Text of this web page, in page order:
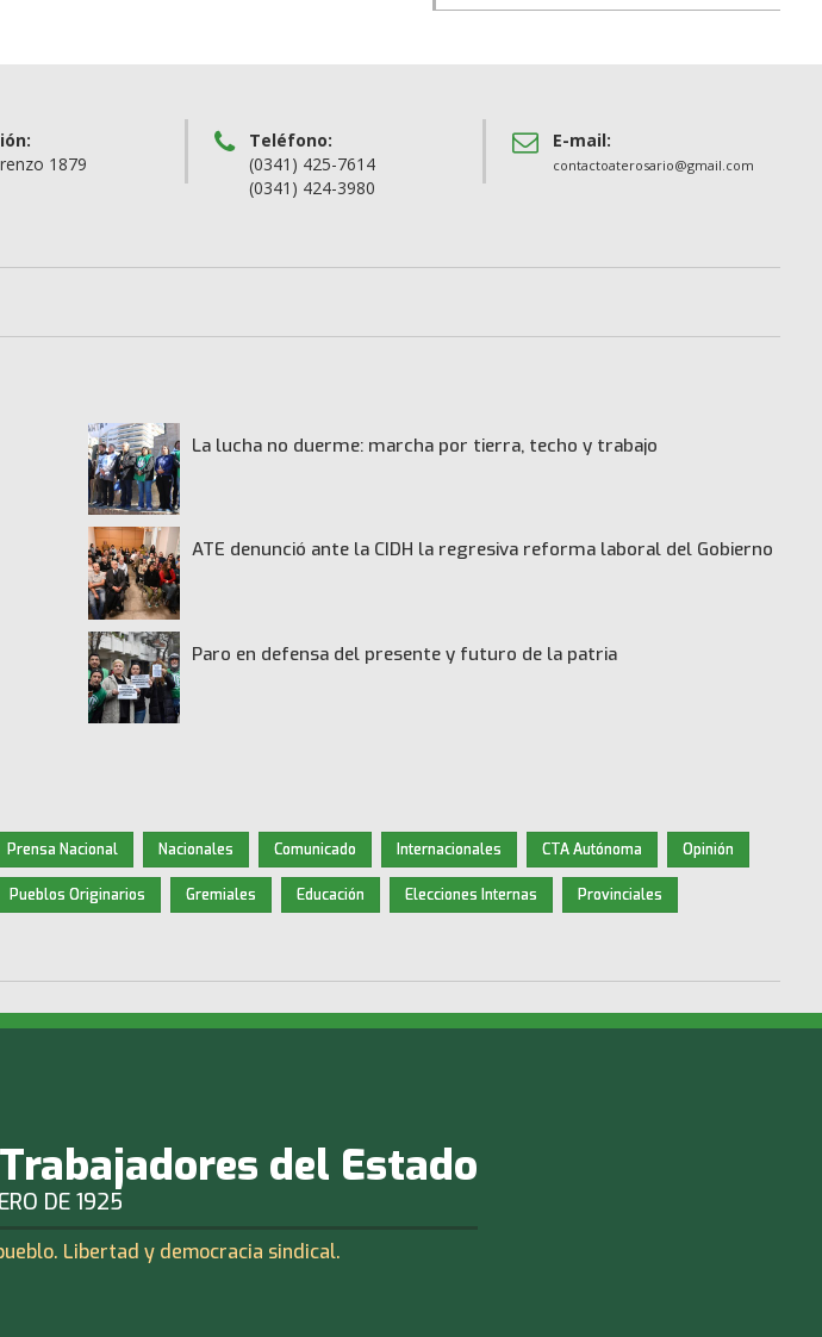
1879
Teléfono:
(0341) 425-7614
(0341) 424-3980
E-mail:
contactoaterosario@gmail.com
La lucha no duerme: marcha por tierra, techo y trabajo
ATE denunció ante la CIDH la regresiva reforma laboral del Gobierno
Paro en defensa del presente y futuro de la patria
Prensa Nacional Nacionales Comunicado Internacionales CTA Autónoma Opinión
Pueblos Originarios Gremiales Educación Elecciones Internas Provinciales
del Estado
DE 1925
Libertad y democracia sindical.